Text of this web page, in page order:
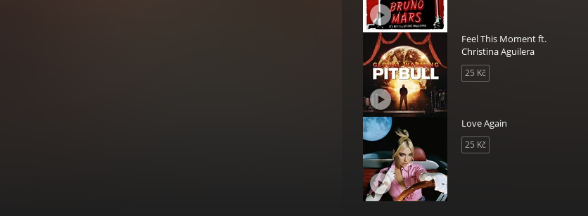
Feel This Moment ft.
Christina Aguilera
25 Kč
Love Again
25 Kč